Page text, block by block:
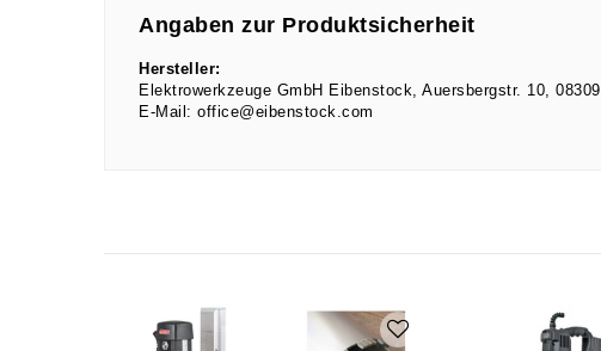
Angaben zur Produktsicherheit
Hersteller:
Elektrowerkzeuge GmbH Eibenstock Auersbergstr. 10 08309
E-Mail: office@eibenstock.com